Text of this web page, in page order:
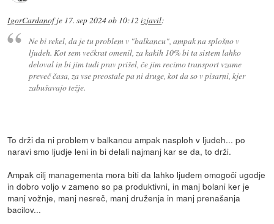
IgorCardanofje 17. sep 2024 ob 10:12 izjavil:
Ne bi rekel, da je tu problem v "balkancu", ampak na splošno v
ljudeh. Kot sem večkrat omenil, za kakih 10% bi ta sistem lahko
deloval in bi jim tudi prav prišel, če jim recimo transport vzame
preveč časa, za vse preostale pa ni druge, kot da so v pisarni, kjer
zabušavajo težje.
To drži da ni problem v balkancu ampak nasploh v ljudeh... po
naravi smo ljudje leni in bi delali najmanj kar se da, to drži.
Ampak cilj managementa mora biti da lahko ljudem omogoči ugodje
in dobro voljo v zameno so pa produktivni, in manj bolani ker je
manj vožnje, manj nesreč, manj druženja in manj prenašanja
bacilov...